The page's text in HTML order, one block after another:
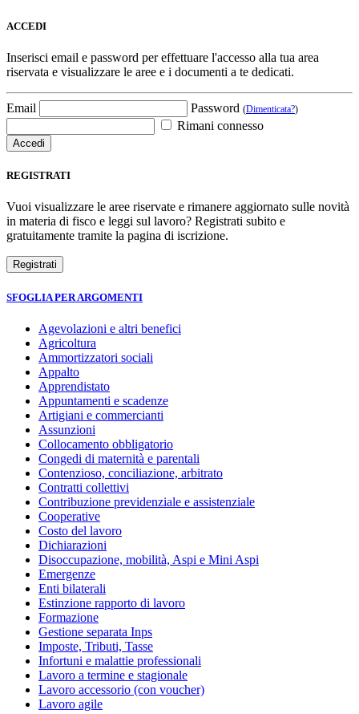
ACCEDI
Inserisci email e password per effettuare l'accesso alla tua area
riservata e visualizzare le aree e i documenti a te dedicati.
Email Password (Dimenticata?)
Rimani connesso
REGISTRATI
Vuoi visualizzare le aree riservate e rimanere aggiornato sulle novità
in materia di fisco e leggi sul lavoro? Registrati subito e
gratuitamente tramite la pagina di iscrizione.
SFOGLIA PER ARGOMENTI
Agevolazioni e altri benefici
Agricoltura
Ammortizzatori sociali
Appalto
Apprendistato
Appuntamenti e scadenze
Artigiani e commercianti
Assunzioni
Collocamento obbligatorio
Congedi di maternità e parentali
Contenzioso, conciliazione, arbitrato
Contratti collettivi
Contribuzione previdenziale e assistenziale
Cooperative
Costo del lavoro
Dichiarazioni
Disoccupazione, mobilità, Aspi e Mini Aspi
Emergenze
Enti bilaterali
Estinzione rapporto di lavoro
Formazione
Gestione separata Inps
Imposte, Tributi, Tasse
Infortuni e malattie professionali
Lavoro a termine e stagionale
Lavoro accessorio (con voucher)
Lavoro agile